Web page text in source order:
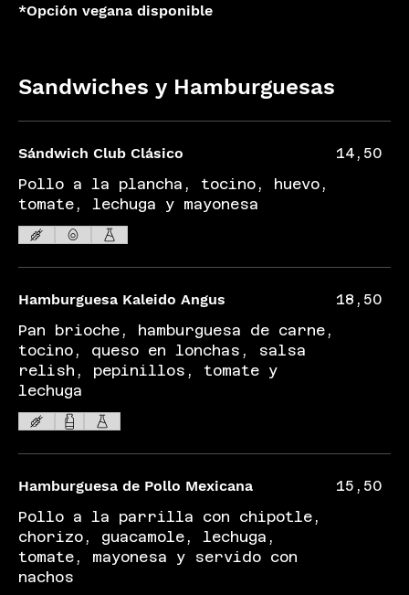
*Opción vegana disponible
Sandwiches y Hamburguesas
Sándwich Club Clásico
Pollo a la plancha, tocino, huevo,
tomate, lechuga y mayonesa
14,50
Hamburguesa Kaleido Angus
Pan brioche, hamburguesa de carne,
tocino, queso en lonchas, salsa
relish, pepinillos, tomate y
lechuga
18,50
Hamburguesa de Pollo Mexicana
Pollo a la parrilla con chipotle,
chorizo, guacamole, lechuga,
tomate, mayonesa y servido con
nachos
15,50